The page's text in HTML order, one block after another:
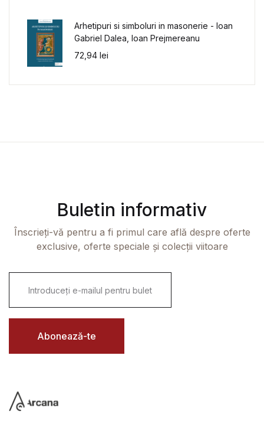
Arhetipuri si simboluri in masonerie - Ioan
Gabriel Dalea, Ioan Prejmereanu
72,94 lei
Buletin informativ
Înscrieți-vă pentru a fi primul care află despre oferte
exclusive, oferte speciale și colecții viitoare
i
l
Abonează-te